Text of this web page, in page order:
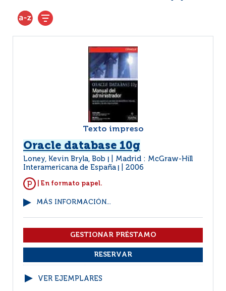
Texto impreso
Oracle database 10g
Loney, Kevin Bryla, Bob
Madrid : McGraw-Hill
Interamericana de España
2006
| En formato papel.
MÁS INFORMACIÓN...
VER EJEMPLARES